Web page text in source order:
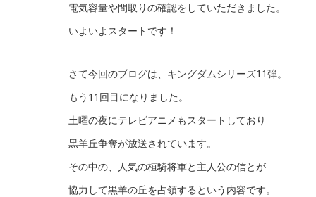
電気容量や間取りの確認をしていただきました。
いよいよスタートです！
さて今回のブログは、キングダムシリーズ11弾。
もう11回目になりました。
土曜の夜にテレビアニメもスタートしており
黒羊丘争奪が放送されています。
その中の、人気の桓騎将軍と主人公の信とが
協力して黒羊の丘を占領するという内容です。